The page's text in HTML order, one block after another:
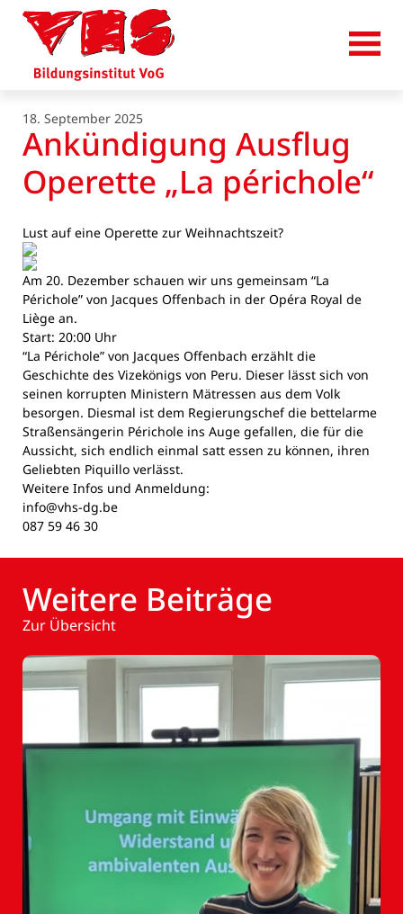
18. September 2025
Ankündigung Ausflug
Operette „La périchole“
Lust auf eine Operette zur Weihnachtszeit?
Am 20. Dezember schauen wir uns gemeinsam “La
Périchole” von Jacques Offenbach in der Opéra Royal de
Liège an.
Start: 20:00 Uhr
“La Périchole” von Jacques Offenbach erzählt die
Geschichte des Vizekönigs von Peru. Dieser lässt sich von
seinen korrupten Ministern Mätressen aus dem Volk
besorgen. Diesmal ist dem Regierungschef die bettelarme
Straßensängerin Périchole ins Auge gefallen, die für die
Aussicht, sich endlich einmal satt essen zu können, ihren
Geliebten Piquillo verlässt.
Weitere Infos und Anmeldung:
info@vhs-dg.be
087 59 46 30
Weitere Beiträge
Zur Übersicht